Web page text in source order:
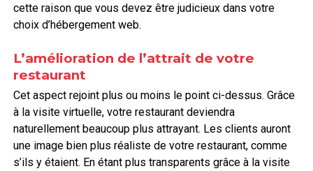
cette raison que vous devez être judicieux dans votre
choix d’hébergement web.
L’amélioration de l’attrait de votre
restaurant
Cet aspect rejoint plus ou moins le point ci-dessus. Grâce
à la visite virtuelle, votre restaurant deviendra
naturellement beaucoup plus attrayant. Les clients auront
une image bien plus réaliste de votre restaurant, comme
s’ils y étaient. En étant plus transparents grâce à la visite